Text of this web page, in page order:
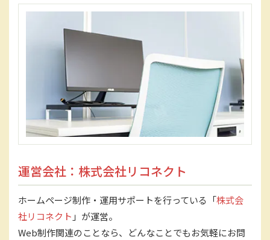
運営会社：株式会社リコネクト
ホームページ制作・運用サポートを行っている「株式会
社リコネクト 」が運営。
Web制作関連のことなら、どんなことでもお気軽にお問